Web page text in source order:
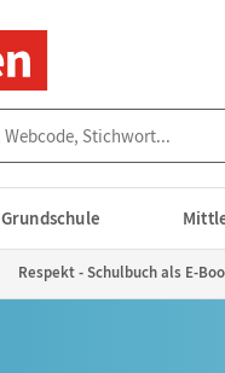
Grundschule
Respekt - Schulbuch als E-